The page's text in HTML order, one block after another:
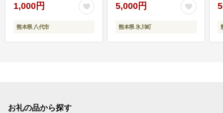
1,000円
熊本県 八代市
5,000円
熊本県 氷川町
お礼の品から探す